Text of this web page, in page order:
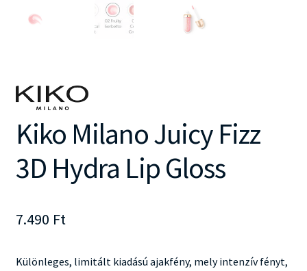
Kiko Milano Juicy Fizz
3D Hydra Lip Gloss
7.490 Ft
Különleges, limitált kiadású ajakfény, mely intenzív fényt,